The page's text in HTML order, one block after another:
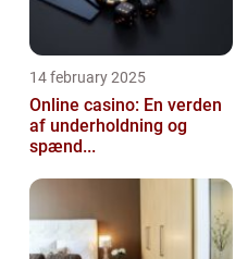
14 february 2025
Online casino: En verden
af underholdning og
spænd...